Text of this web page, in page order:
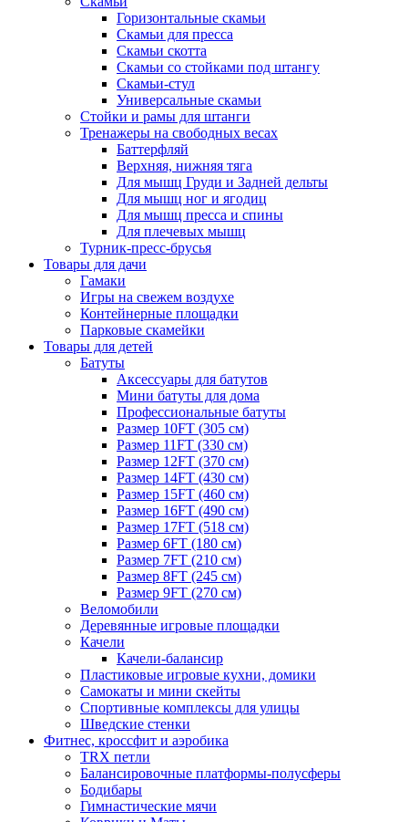
Горизонтальные скамьи
Скамьи для пресса
Скамьи скотта
Скамьи со стойками под штангу
Скамьи-стул
Универсальные скамьи
Стойки и рамы для штанги
Тренажеры на свободных весах
Баттерфляй
Верхняя, нижняя тяга
Для мышц Груди и Задней дельты
Для мышц ног и ягодиц
Для мышц пресса и спины
Для плечевых мышц
Турник-пресс-брусья
Товары для дачи
Гамаки
Игры на свежем воздухе
Контейнерные площадки
Парковые скамейки
Товары для детей
Батуты
Аксессуары для батутов
Мини батуты для дома
Профессиональные батуты
Размер 10FT (305 см)
Размер 11FT (330 см)
Размер 12FT (370 см)
Размер 14FT (430 см)
Размер 15FT (460 см)
Размер 16FT (490 см)
Размер 17FT (518 см)
Размер 6FT (180 см)
Размер 7FT (210 см)
Размер 8FT (245 см)
Размер 9FT (270 см)
Веломобили
Деревянные игровые площадки
Качели
Качели-балансир
Пластиковые игровые кухни, домики
Самокаты и мини скейты
Спортивные комплексы для улицы
Шведские стенки
Фитнес, кроссфит и аэробика
TRX петли
Балансировочные платформы-полусферы
Бодибары
Гимнастические мячи